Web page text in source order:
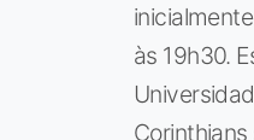
às 19h30.